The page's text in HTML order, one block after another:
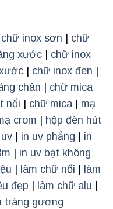
chữ inox sơn
chữ
xước
chữ inox
chữ inox đen
chân
chữ mica
nổi chữ mica| mạ
crom
hộp đèn hút
in uv phẳng
in
in uv bạt không
làm chữ nổi
làm
đẹp làm chữ alu
tráng gương